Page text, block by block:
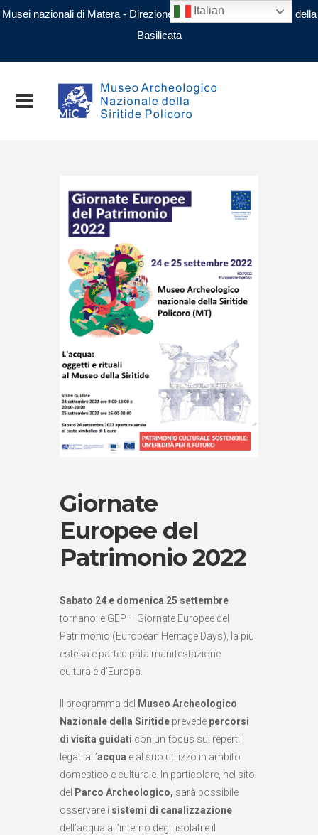
Musei nazionali di Matera - Direzione regionale Musei nazionali della
Basilicata
Giornate
Europee del
Patrimonio 2022
Sabato 24 e domenica 25 settembre
tornano le GEP – Giornate Europee del
Patrimonio (European Heritage Days), la più
estesa e partecipata manifestazione
culturale d’Europa.
Il programma del Museo Archeologico
Nazionale della Siritide prevede percorsi
di visita guidati con un focus sui reperti
legati all’acqua e al suo utilizzo in ambito
domestico e culturale. In particolare, nel sito
del Parco Archeologico, sarà possibile
osservare i sistemi di canalizzazione
dell’acqua all’interno degli isolati e il
Italian